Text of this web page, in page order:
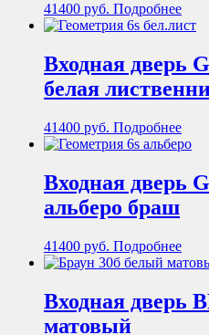
41400 руб. Подробнее
Входная дверь
белая
41400 руб. Подробнее
Входная дверь
альберо браш
41400 руб. Подробнее
Входная дверь
матовый